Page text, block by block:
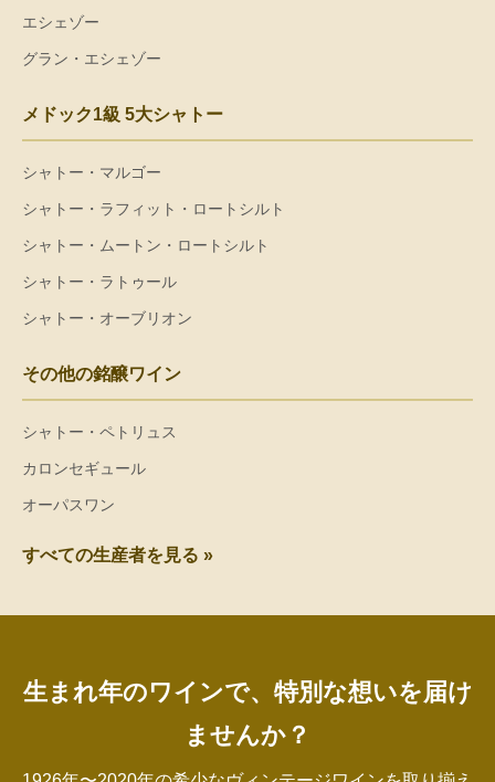
エシェゾー
グラン・エシェゾー
メドック1級 5大シャトー
シャトー・マルゴー
シャトー・ラフィット・ロートシルト
シャトー・ムートン・ロートシルト
シャトー・ラトゥール
シャトー・オーブリオン
その他の銘醸ワイン
シャトー・ペトリュス
カロンセギュール
オーパスワン
すべての生産者を見る »
生まれ年のワインで、特別な想いを届け
ませんか？